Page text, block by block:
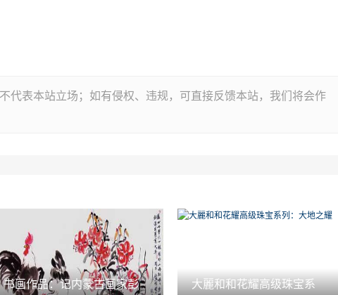
代表本站立场；如有侵权、违规，可直接反馈本站，我们将会作
书画作品：记内蒙古画家彭 大麗和和花耀高级珠宝系